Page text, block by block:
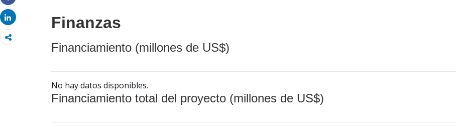
Share
Share
Finanzas
Financiamiento (millones de US$)
No hay datos disponibles.
Financiamiento total del proyecto (millones de US$)